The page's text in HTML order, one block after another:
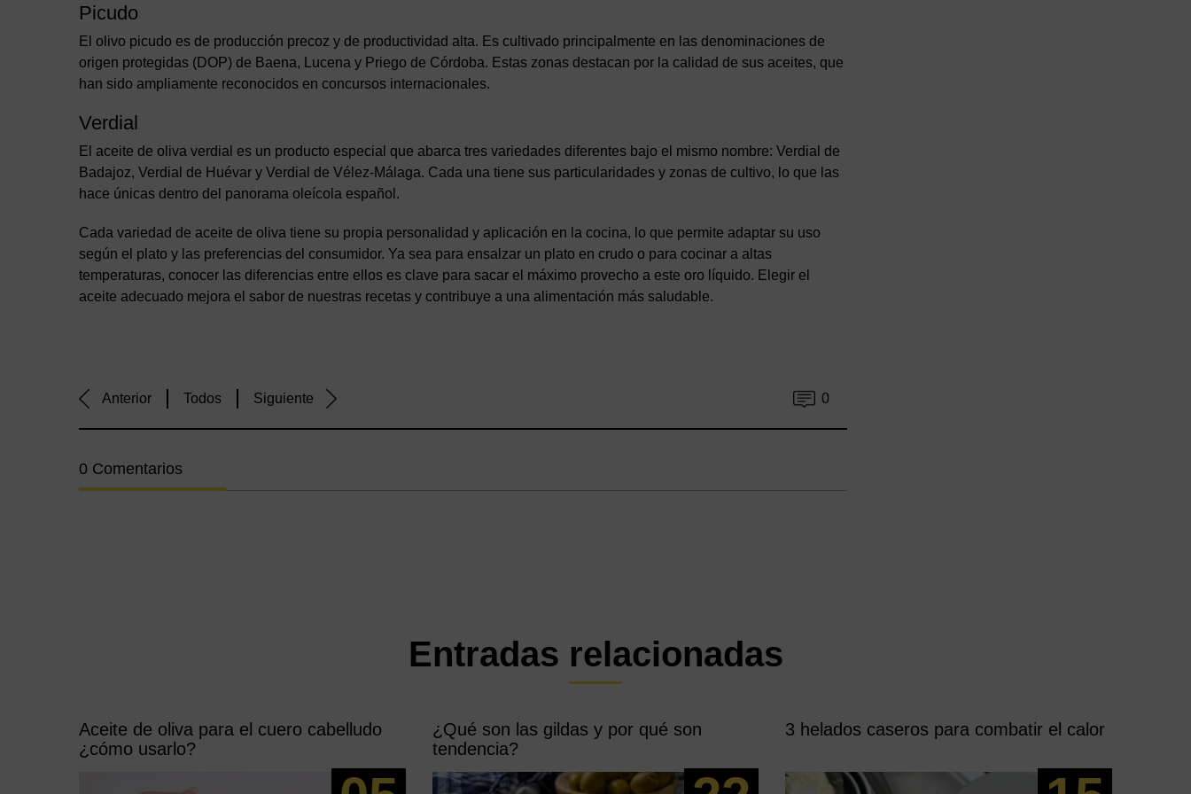
Picudo
El olivo picudo es de producción precoz y de productividad alta. Es cultivado principalmente en las denominaciones de
origen protegidas (DOP) de Baena, Lucena y Priego de Córdoba. Estas zonas destacan por la calidad de sus aceites, que
han sido ampliamente reconocidos en concursos internacionales.
Verdial
El aceite de oliva verdial es un producto especial que abarca tres variedades diferentes bajo el mismo nombre: Verdial de
Badajoz, Verdial de Huévar y Verdial de Vélez-Málaga. Cada una tiene sus particularidades y zonas de cultivo, lo que las
hace únicas dentro del panorama oleícola español.
Cada variedad de aceite de oliva tiene su propia personalidad y aplicación en la cocina, lo que permite adaptar su uso
según el plato y las preferencias del consumidor. Ya sea para ensalzar un plato en crudo o para cocinar a altas
temperaturas, conocer las diferencias entre ellos es clave para sacar el máximo provecho a este oro líquido. Elegir el
aceite adecuado mejora el sabor de nuestras recetas y contribuye a una alimentación más saludable.
Anterior Todos Siguiente 0
0 Comentarios
Entradas relacionadas
Aceite de oliva para el cuero cabelludo
¿cómo usarlo?
¿Qué son las gildas y por qué son
tendencia?
3 helados caseros para combatir el calor